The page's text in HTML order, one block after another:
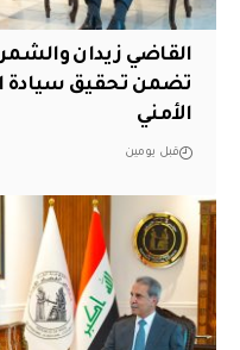
القاضي زيدان
تضمن تحقيق سيادة
الأمني
قبل يومين